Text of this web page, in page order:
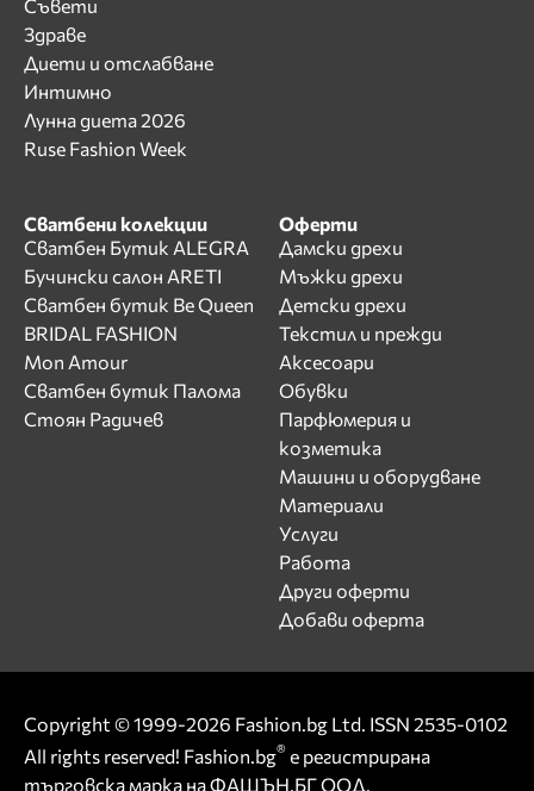
Съвети
Здраве
Диети и отслабване
Интимно
Лунна диета 2026
Ruse Fashion Week
Сватбени колекции
Сватбен Бутик ALEGRA
Бучински салон ARETI
Сватбен бутик Be Queen
BRIDAL FASHION
Mon Amour
Сватбен бутик Палома
Стоян Радичев
Оферти
Дамски дрехи
Мъжки дрехи
Детски дрехи
Текстил и прежди
Аксесоари
Обувки
Парфюмерия и
козметика
Машини и оборудване
Материали
Услуги
Работа
Други оферти
Добави оферта
Copyright © 1999-2026 Fashion.bg Ltd. ISSN 2535-0102
All rights reserved! Fashion.bg® е регистрирана
търговска марка на ФАШЪН.БГ ООД.